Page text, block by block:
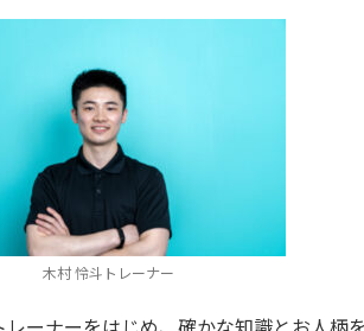
木村 怜斗トレーナー